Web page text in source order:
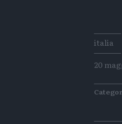
Tags
italia
20